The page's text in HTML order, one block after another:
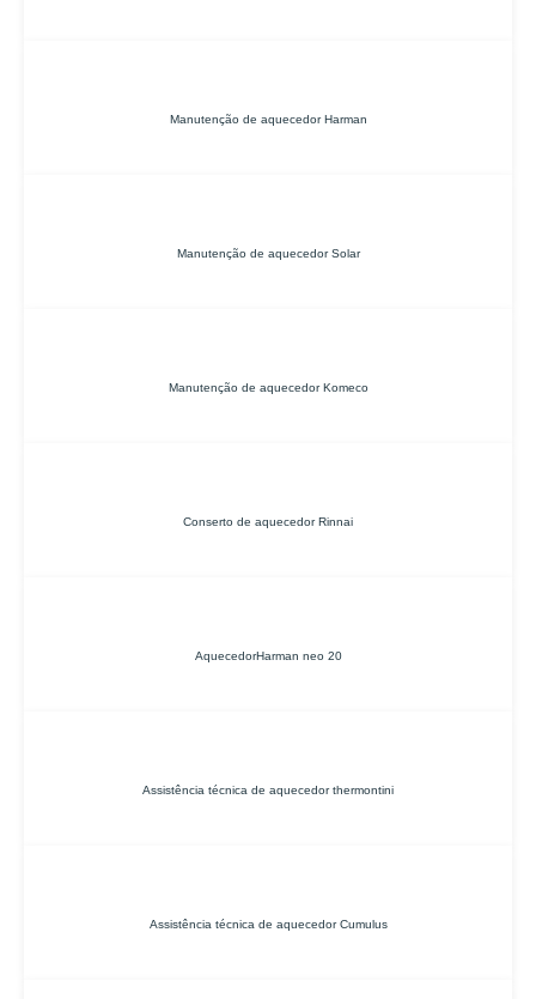
Manutenção de aquecedor Harman
Manutenção de aquecedor Solar
Manutenção de aquecedor Komeco
Conserto de aquecedor Rinnai
AquecedorHarman neo 20
Assistência técnica de aquecedor thermontini
Assistência técnica de aquecedor Cumulus